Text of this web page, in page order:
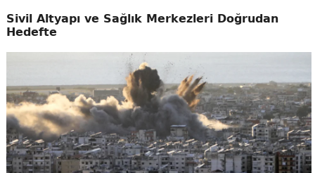
Sivil Altyapı ve Sağlık Merkezleri Doğrudan
Hedefte